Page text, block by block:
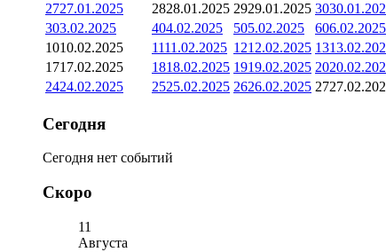
2727.01.2025 2828.01.2025 2929.01.2025 30
303.02.2025 404.02.2025 505.02.2025 606.02.2025
1010.02.2025 1111.02.2025 1212.02.2025 13
1717.02.2025 1818.02.2025 1919.02.2025 20
2424.02.2025 2525.02.2025 2626.02.2025 27
Сегодня
Сегодня нет событий
Скоро
11
Августа